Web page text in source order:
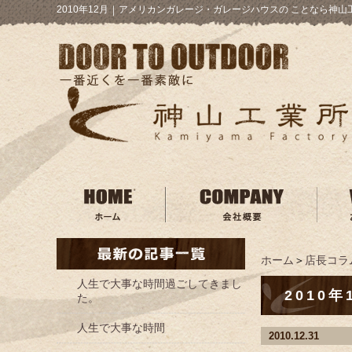
2010年12月 ｜ アメリカンガレージ・ガレージハウスの ことなら神山
ホーム ＞店長コラ
2010年
2010.12.31
人生で大事な時間過ごしてきまし
た。
人生で大事な時間